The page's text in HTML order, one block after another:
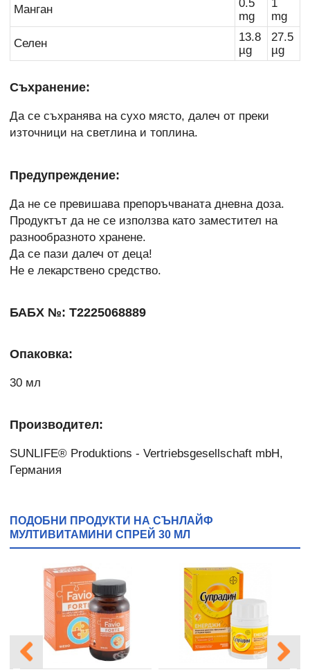
Манган
0.5
mg
1
mg
Селен
13.8
µg
27.5
µg
Съхранение:
Да се съхранява на сухо място, далеч от преки
източници на светлина и топлина.
Предупреждение:
Да не се превишава препоръчваната дневна доза.
Продуктът да не се използва като заместител на
разнообразното хранене.
Да се пази далеч от деца!
Не е лекарствено средство.
БАБХ №: Т2225068889
Опаковка:
30 мл
Производител:
SUNLIFE® Produktions - Vertriebsgesellschaft mbH,
Германия
ПОДОБНИ ПРОДУКТИ НА СЪНЛАЙФ
МУЛТИВИТАМИНИ СПРЕЙ 30 МЛ